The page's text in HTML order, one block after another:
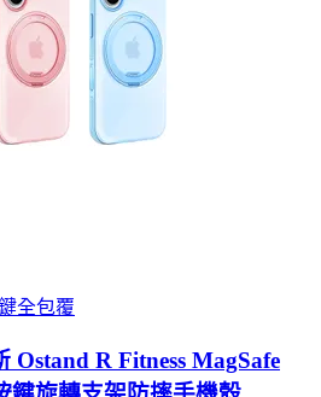
全包覆
Ostand R Fitness MagSafe